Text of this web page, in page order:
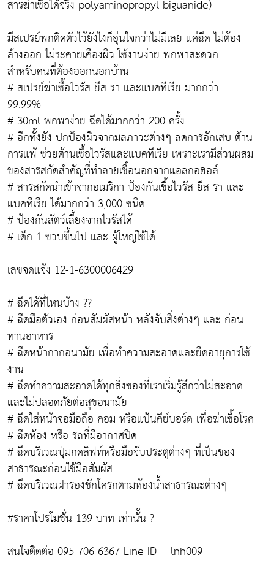
สารฆ่าเชื้อได้จริง polyaminopropyl biguanide)
มีสเปรย์พกติดตัวไว้ยังไงก็อุ่นใจกว่าไม่มีเลย แค่ฉีด ไม่ต้อง
ล้างออก ไม่ระคายเคืองผิว ใช้งานง่าย พกพาสะดวก
สำหรับคนที่ต้องออกนอกบ้าน
# สเปรย์ฆ่าเชื้อไวรัส ยีส รา และแบคทีเรีย มากกว่า
99.99%
# 30ml พกพาง่าย ฉีดได้มากกว่า 200 ครั้ง
# อีกทั้งยัง ปกป้องผิวจากมลภาวะต่างๆ ลดการอักเสบ ต้าน
การแพ้ ช่วยต้านเชื้อไวรัสและแบคทีเรีย เพราะเรามีส่วนผสม
ของสารสกัดสำคัญที่ทำลายเชื้อนอกจากแอลกอฮอล์
# สารสกัดนำเข้าจากอเมริกา ป้องกันเชื้อไวรัส ยีส รา และ
แบคทีเรีย ได้มากกว่า 3,000 ชนิด
# ป้องกันสัตว์เลี้ยงจากไวรัสได้
# เด็ก 1 ขวบขึ้นไป และ ผู้ใหญ่ใช้ได้
เลขจดแจ้ง 12-1-6300006429
# ฉีดได้ที่ไหนบ้าง ??
# ฉีดมือตัวเอง ก่อนสัมผัสหน้า หลังจับสิ่งต่างๆ และ ก่อน
ทานอาหาร
# ฉีดหน้ากากอนามัย เพื่อทำความสะอาดและยืดอายุการใช้
งาน
# ฉีดทำความสะอาดได้ทุกสิ่งของที่เราเริ่มรู้สึกว่าไม่สะอาด
และไม่ปลอดภัยต่อสุขอนามัย
# ฉีดใส่หน้าจอมือถือ คอม หรือแป้นคีย์บอร์ด เพื่อฆ่าเชื้อโรค
# ฉีดห้อง หรือ รถที่มีอากาศปิด
# ฉีดบริเวณปุ่มกดลิฟท์หรือมือจับประตูต่างๆ ที่เป็นของ
สาธารณะก่อนใช้มือสัมผัส
# ฉีดบริเวณฝารองชักโครกตามห้องน้ำสาธารณะต่างๆ
#ราคาโปรโมชั่น 139 บาท เท่านั้น ?
สนใจติดต่อ 095 706 6367 Line ID = lnh009